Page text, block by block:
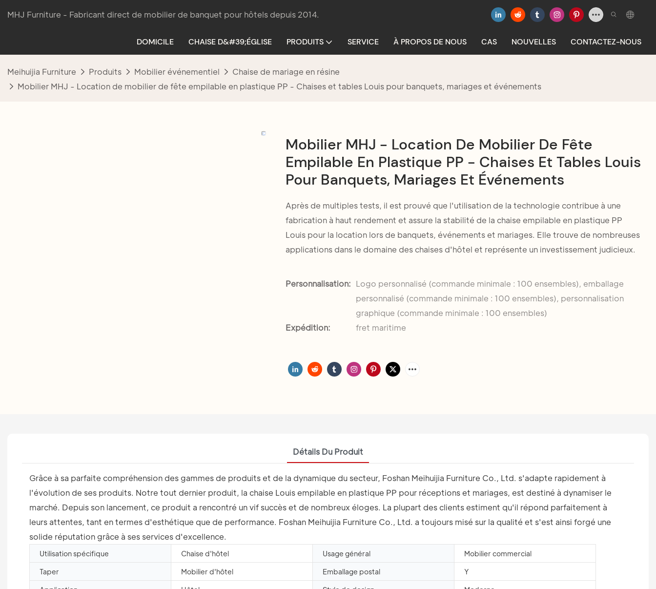
MHJ Furniture - Fabricant direct de mobilier de banquet pour hôtels depuis 2014.
DOMICILE CHAISE D&#39;ÉGLISE PRODUITS SERVICE À PROPOS DE NOUS CAS NOUVELLES CONTACTEZ-NOUS
Meihuijia Furniture Produits Mobilier événementiel
Chaise de mariage en résine
Mobilier MHJ - Location de mobilier de fête empilable en plastique PP - Chaises et tables Louis pour banquets, mariages et événements
Mobilier MHJ - Location De Mobilier De Fête
Empilable En Plastique PP - Chaises Et Tables Louis
Pour Banquets, Mariages Et Événements
Après de multiples tests, il est prouvé que l'utilisation de la technologie contribue à une
fabrication à haut rendement et assure la stabilité de la chaise empilable en plastique PP
Louis pour la location lors de banquets, événements et mariages. Elle trouve de nombreuses
applications dans le domaine des chaises d'hôtel et représente un investissement judicieux.
Personnalisation: Logo personnalisé (commande minimale : 100 ensembles), emballage
personnalisé (commande minimale : 100 ensembles), personnalisation
graphique (commande minimale : 100 ensembles)
Expédition:
fret maritime
Détails Du Produit
Grâce à sa parfaite compréhension des gammes de produits et de la dynamique du secteur, Foshan Meihuijia Furniture Co., Ltd. s'adapte rapidement à
l'évolution de ses produits. Notre tout dernier produit, la chaise Louis empilable en plastique PP pour réceptions et mariages, est destiné à dynamiser le
marché. Depuis son lancement, ce produit a rencontré un vif succès et de nombreux éloges. La plupart des clients estiment qu'il répond parfaitement à
leurs attentes, tant en termes d'esthétique que de performance. Foshan Meihuijia Furniture Co., Ltd. a toujours misé sur la qualité et s'est ainsi forgé une
solide réputation grâce à ses services d'excellence.
Utilisation spécifique Chaise d'hôtel Usage général Mobilier commercial
Taper Mobilier d'hôtel Emballage postal Y